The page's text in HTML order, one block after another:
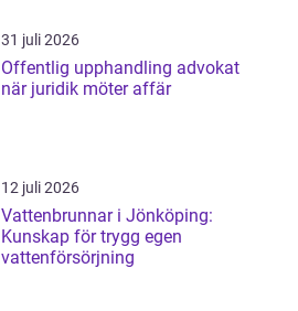
31 juli 2026
Offentlig upphandling advokat
när juridik möter affär
12 juli 2026
Vattenbrunnar i Jönköping:
Kunskap för trygg egen
vattenförsörjning